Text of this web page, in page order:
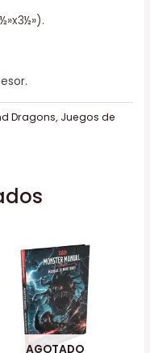
Dragons, Juegos de
AGOTADO